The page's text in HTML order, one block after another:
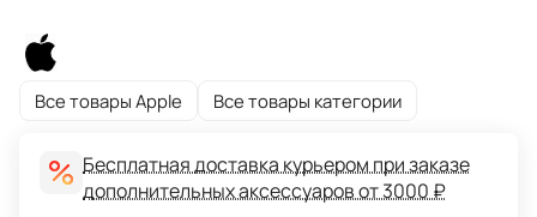
Все товары Apple Все товары категории
Бесплатная доставка курьером при заказе
дополнительных аксессуаров от 3000 ₽